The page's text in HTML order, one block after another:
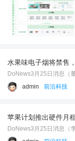
水果味电子烟将禁售
DoNews3月25日消息（
法》(以下简称《办法》)
admin 前沿科技
苹果计划推出硬件月
DoNews3月25日消息（
种订阅服务，此举可能使